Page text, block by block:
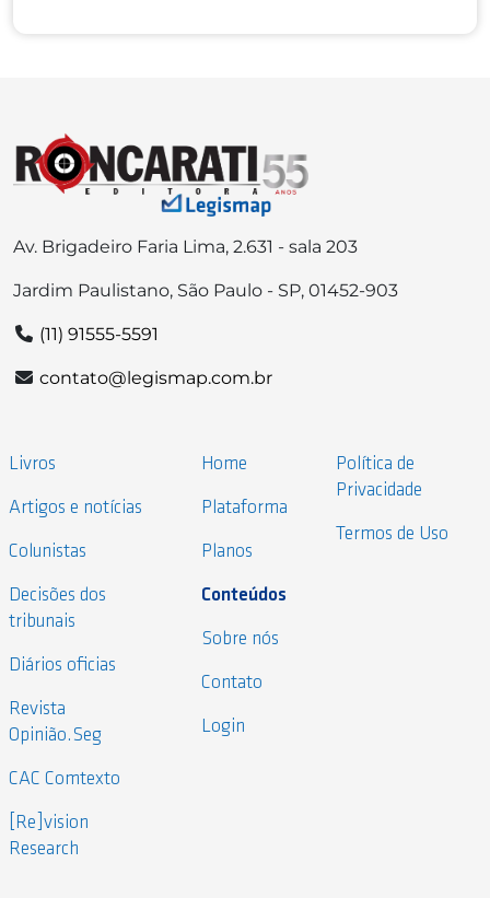
Av. Brigadeiro Faria Lima, 2.631 - sala 203
Jardim Paulistano, São Paulo - SP, 01452-903
(11) 91555-5591
contato@legismap.com.br
Livros
Artigos e notícias
Colunistas
Decisões dos
tribunais
Diários oficias
Revista
Opinião.Seg
CAC Comtexto
[Re]vision
Research
Home
Plataforma
Planos
Conteúdos
Sobre nós
Contato
Login
Política de
Privacidade
Termos de Uso